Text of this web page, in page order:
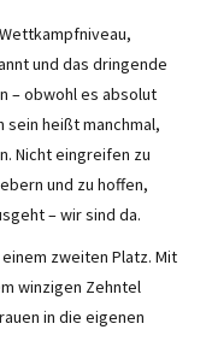
und das dringende
– obwohl es absolut
sein heißt manchmal,
Nicht eingreifen zu
und zu hoffen,
– wir sind da.
zweiten Platz. Mit
winzigen Zehntel
in die eigenen